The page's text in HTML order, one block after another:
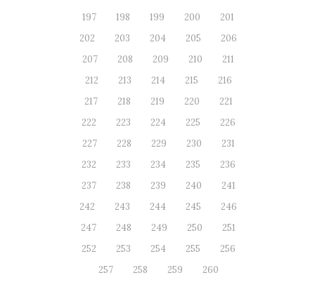
197
198 199 200
201
202
203 204 205
206
207
208 209 210
211
212
213 214 215
216
217
218 219 220
221
222
223 224 225
226
227
228 229 230
231
232
233 234 235
236
237
238 239 240
241
242
243 244 245
246
247
248 249 250
251
252
253 254 255
256
257
258 259 260